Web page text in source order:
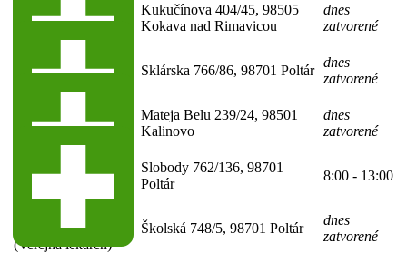
51699982-A0002
Kukučínova 404/45, 98505
Kokava nad Rimavicou
dnes
zatvorené
46096647-A0001
Sklárska 766/86, 98701 Poltár
dnes
zatvorené
43036422-A0001
Mateja Belu 239/24, 98501
Kalinovo
dnes
zatvorené
66-36014338-A0001
Slobody 762/136, 98701
Poltár
8:00 - 13:00
45283281-A0001
(Verejná lekáreň)
Školská 748/5, 98701 Poltár
dnes
zatvorené